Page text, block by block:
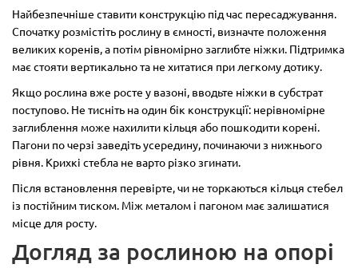
Найбезпечніше ставити конструкцію під час пересаджування.
Спочатку розмістіть рослину в ємності, визначте положення
великих коренів, а потім рівномірно заглибте ніжки. Підтримка
має стояти вертикально та не хитатися при легкому дотику.
Якщо рослина вже росте у вазоні, вводьте ніжки в субстрат
поступово. Не тисніть на один бік конструкції: нерівномірне
заглиблення може нахилити кільця або пошкодити корені.
Пагони по черзі заведіть усередину, починаючи з нижнього
рівня. Крихкі стебла не варто різко згинати.
Після встановлення перевірте, чи не торкаються кільця стебел
із постійним тиском. Між металом і пагоном має залишатися
місце для росту.
Догляд за рослиною на опорі